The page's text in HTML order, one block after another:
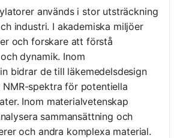
används i stor utsträckning
industri. I akademiska miljöer
och forskare att förstå
dynamik. Inom
bidrar de till läkemedelsdesign
spektra för potentiella
Inom materialvetenskap
sammansättning och
och andra komplexa material.